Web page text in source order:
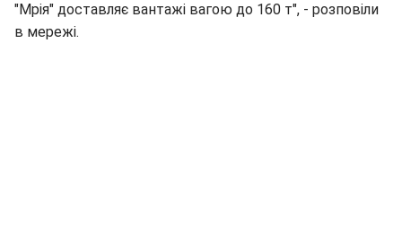
"Мрія" доставляє вантажі вагою до 160 т", - розповіли
в мережі.